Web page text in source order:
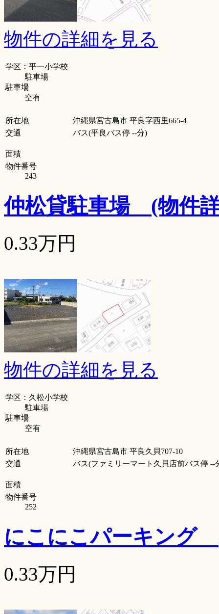
物件の詳細を見る
学区：平一小学校
駐車場
駐車場
空有
所在地
沖縄県宮古島市 平良字西里665-4
交通
バス(平良バス停 --分)
面積
物件番号
243
仲松貸駐車場 (物件
0.33万円
物件の詳細を見る
学区：久松小学校
駐車場
駐車場
空有
所在地
沖縄県宮古島市 平良久貝707-10
交通
バス(ファミリーマート久貝店前バス停 --
面積
物件番号
252
にこにこパーキング
0.33万円